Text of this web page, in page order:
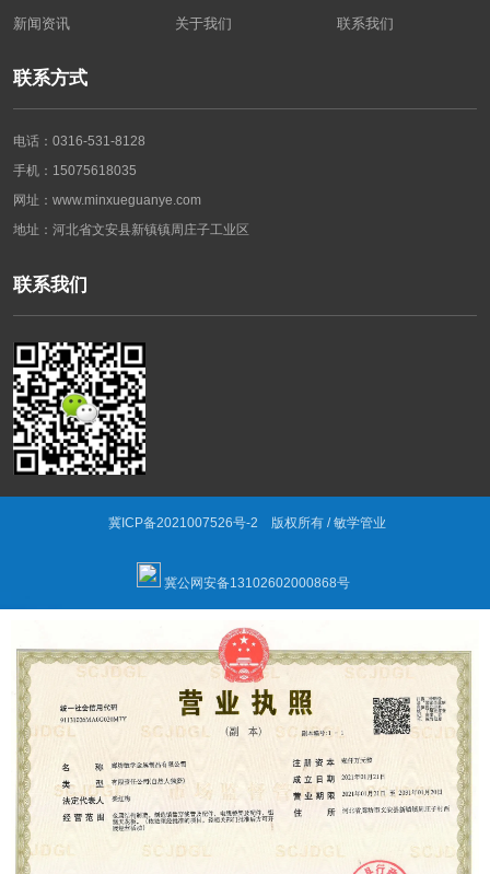
新闻资讯 关于我们 联系我们
联系方式
电话：0316-531-8128
手机：15075618035
网址：www.minxueguanye.com
地址：河北省文安县新镇镇周庄子工业区
联系我们
冀ICP备2021007526号-2 版权所有 / 敏学管业
冀公网安备13102602000868号